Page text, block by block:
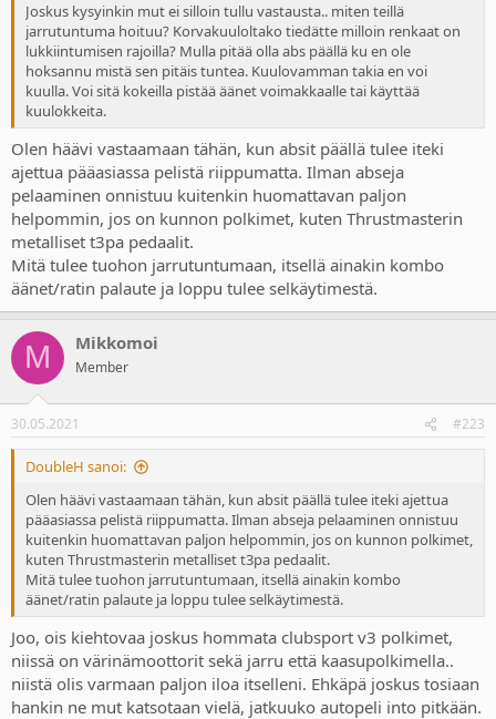
Joskus kysyinkin mut ei silloin tullu vastausta.. miten teillä
jarrutuntuma hoituu? Korvakuuloltako tiedätte milloin renkaat on
lukkiintumisen rajoilla? Mulla pitää olla abs päällä ku en ole
hoksannu mistä sen pitäis tuntea. Kuulovamman takia en voi
kuulla. Voi sitä kokeilla pistää äänet voimakkaalle tai käyttää
kuulokkeita.
Olen häävi vastaamaan tähän, kun absit päällä tulee iteki
ajettua pääasiassa pelistä riippumatta. Ilman abseja
pelaaminen onnistuu kuitenkin huomattavan paljon
helpommin, jos on kunnon polkimet, kuten Thrustmasterin
metalliset t3pa pedaalit.
Mitä tulee tuohon jarrutuntumaan, itsellä ainakin kombo
äänet/ratin palaute ja loppu tulee selkäytimestä.
M Mikkomoi
Member
30.05.2021 #223
DoubleH sanoi:
Olen häävi vastaamaan tähän, kun absit päällä tulee iteki ajettua
pääasiassa pelistä riippumatta. Ilman abseja pelaaminen onnistuu
kuitenkin huomattavan paljon helpommin, jos on kunnon polkimet,
kuten Thrustmasterin metalliset t3pa pedaalit.
Mitä tulee tuohon jarrutuntumaan, itsellä ainakin kombo
äänet/ratin palaute ja loppu tulee selkäytimestä.
Joo, ois kiehtovaa joskus hommata clubsport v3 polkimet,
niissä on värinämoottorit sekä jarru että kaasupolkimella..
niistä olis varmaan paljon iloa itselleni. Ehkäpä joskus tosiaan
hankin ne mut katsotaan vielä, jatkuuko autopeli into pitkään.